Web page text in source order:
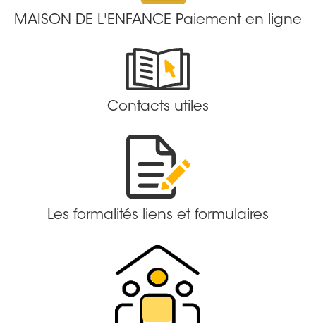
MAISON DE L'ENFANCE Paiement en ligne
Contacts utiles
Les formalités liens et formulaires